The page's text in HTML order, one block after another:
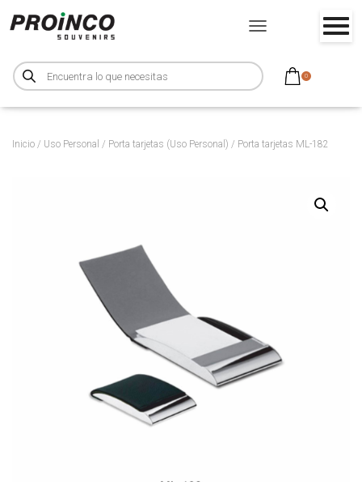
B
ú
s
u
d
0
CAMBIAR MODO DE
Inicio / Uso Personal / Porta tarjetas (Uso Personal) / Porta tarjetas ML-182